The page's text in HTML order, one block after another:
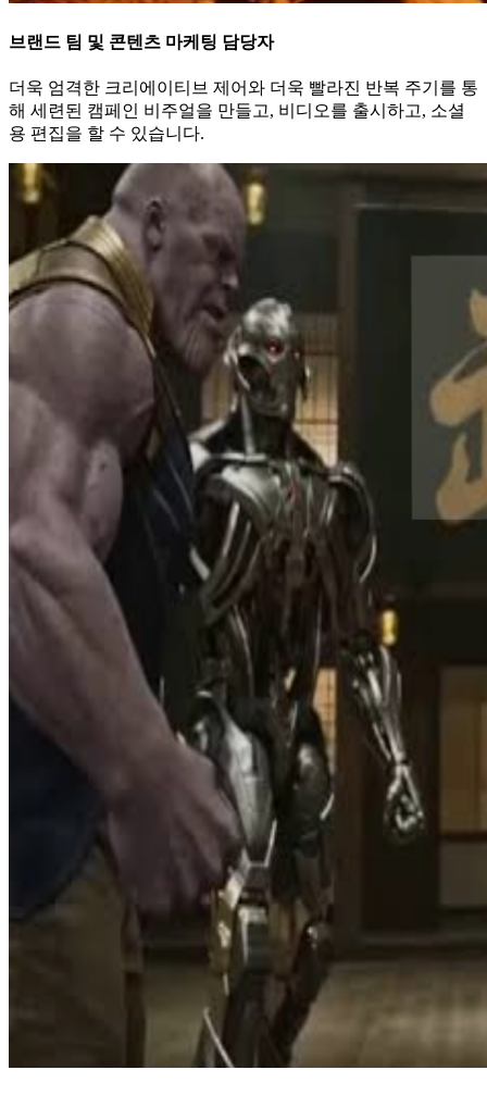
브랜드 팀 및 콘텐츠 마케팅 담당자
더욱 엄격한 크리에이티브 제어와 더욱 빨라진 반복 주기를 통
해 세련된 캠페인 비주얼을 만들고, 비디오를 출시하고, 소셜
용 편집을 할 수 있습니다.